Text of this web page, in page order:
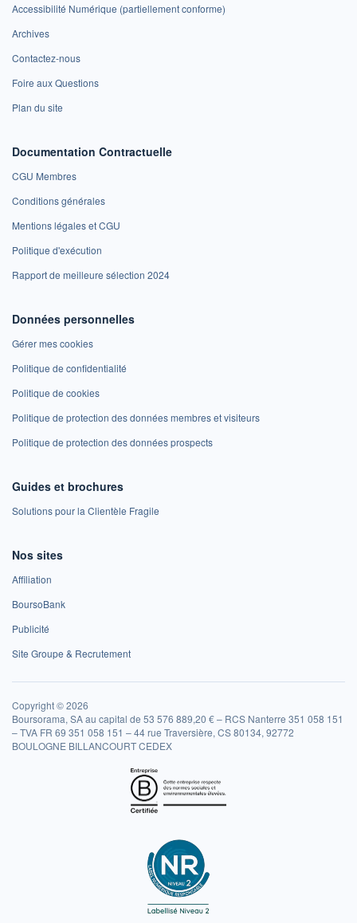
Accessibilité Numérique (partiellement conforme)
Archives
Contactez-nous
Foire aux Questions
Plan du site
Documentation Contractuelle
CGU Membres
Conditions générales
Mentions légales et CGU
Politique d'exécution
Rapport de meilleure sélection 2024
Données personnelles
Gérer mes cookies
Politique de confidentialité
Politique de cookies
Politique de protection des données membres et visiteurs
Politique de protection des données prospects
Guides et brochures
Solutions pour la Clientèle Fragile
Nos sites
Affiliation
BoursoBank
Publicité
Site Groupe & Recrutement
Copyright © 2026
Boursorama, SA au capital de 53 576 889,20 € – RCS Nanterre 351 058 151
– TVA FR 69 351 058 151 – 44 rue Traversière, CS 80134, 92772
BOULOGNE BILLANCOURT CEDEX